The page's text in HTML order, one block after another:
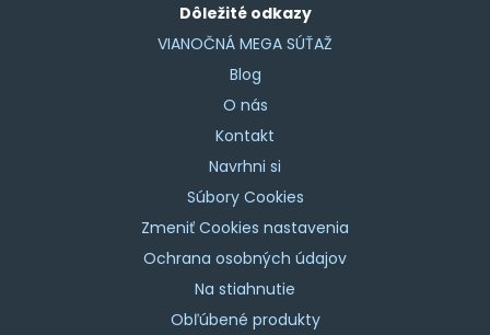
Dôležité odkazy
VIANOČNÁ MEGA SÚŤAŽ
Blog
O nás
Kontakt
Navrhni si
Súbory Cookies
Zmeniť Cookies nastavenia
Ochrana osobných údajov
Na stiahnutie
Obľúbené produkty